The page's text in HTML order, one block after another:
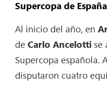
Supercopa de España
Al inicio del año, en
deCarlo Ancelotti se
Supercopa española.
disputaron cuatro